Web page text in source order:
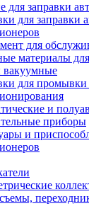
для заправки
для заправки
для
материалы
вакуумные
для
и
приборы
и